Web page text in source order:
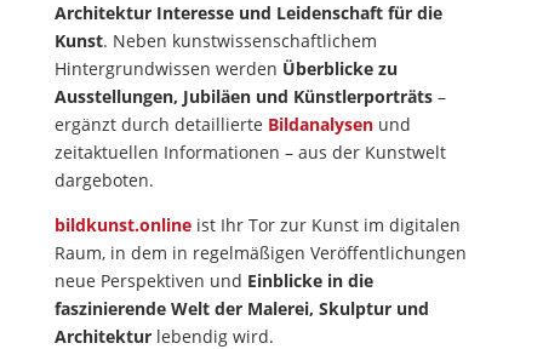
Architektur Interesse und Leidenschaft für die
Kunst. Neben kunstwissenschaftlichem
Hintergrundwissen werden Überblicke zu
Ausstellungen, Jubiläen und Künstlerporträts–
ergänzt durch detaillierte Bildanalysenund
zeitaktuellen Informationen – aus der Kunstwelt
dargeboten.
bildkunst.onlineist Ihr Tor zur Kunst im digitalen
Raum, in dem in regelmäßigen Veröffentlichungen
neue Perspektiven und Einblicke in die
faszinierende Welt der Malerei, Skulptur und
Architekturlebendig wird.